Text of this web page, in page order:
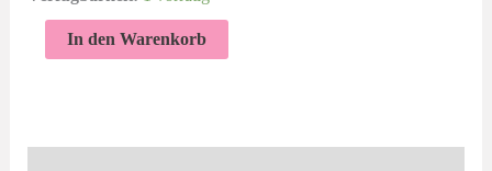
HappyIn den Warenkorb